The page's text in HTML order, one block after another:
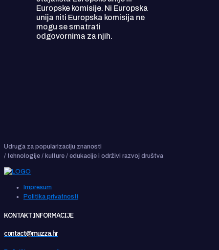
Europske komisije. Ni Europska
unija niti Europska komisija ne
mogu se smatrati
odgovornima za njih.
Udruga za popularizaciju znanosti
/ tehnologije / kulture / edukacije i održivi razvoj društva
Impresum
Politika privatnosti
KONTAKT INFORMACIJE
contact@muzza.hr